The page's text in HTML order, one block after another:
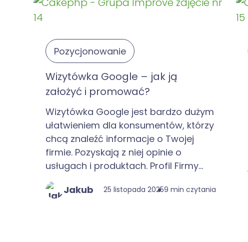
Pozycjonowanie
Wizytówka Google – jak ją
założyć i promować?
Wizytówka Google jest bardzo dużym
ułatwieniem dla konsumentów, którzy
chcą znaleźć informacje o Twojej
firmie. Pozyskają z niej opinie o
usługach i produktach. Profil Firmy...
Jakub
25 listopada 20259 min czytania